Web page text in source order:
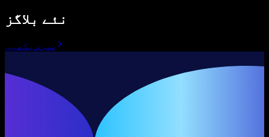
نئے بلاگز
سب دیکھیں